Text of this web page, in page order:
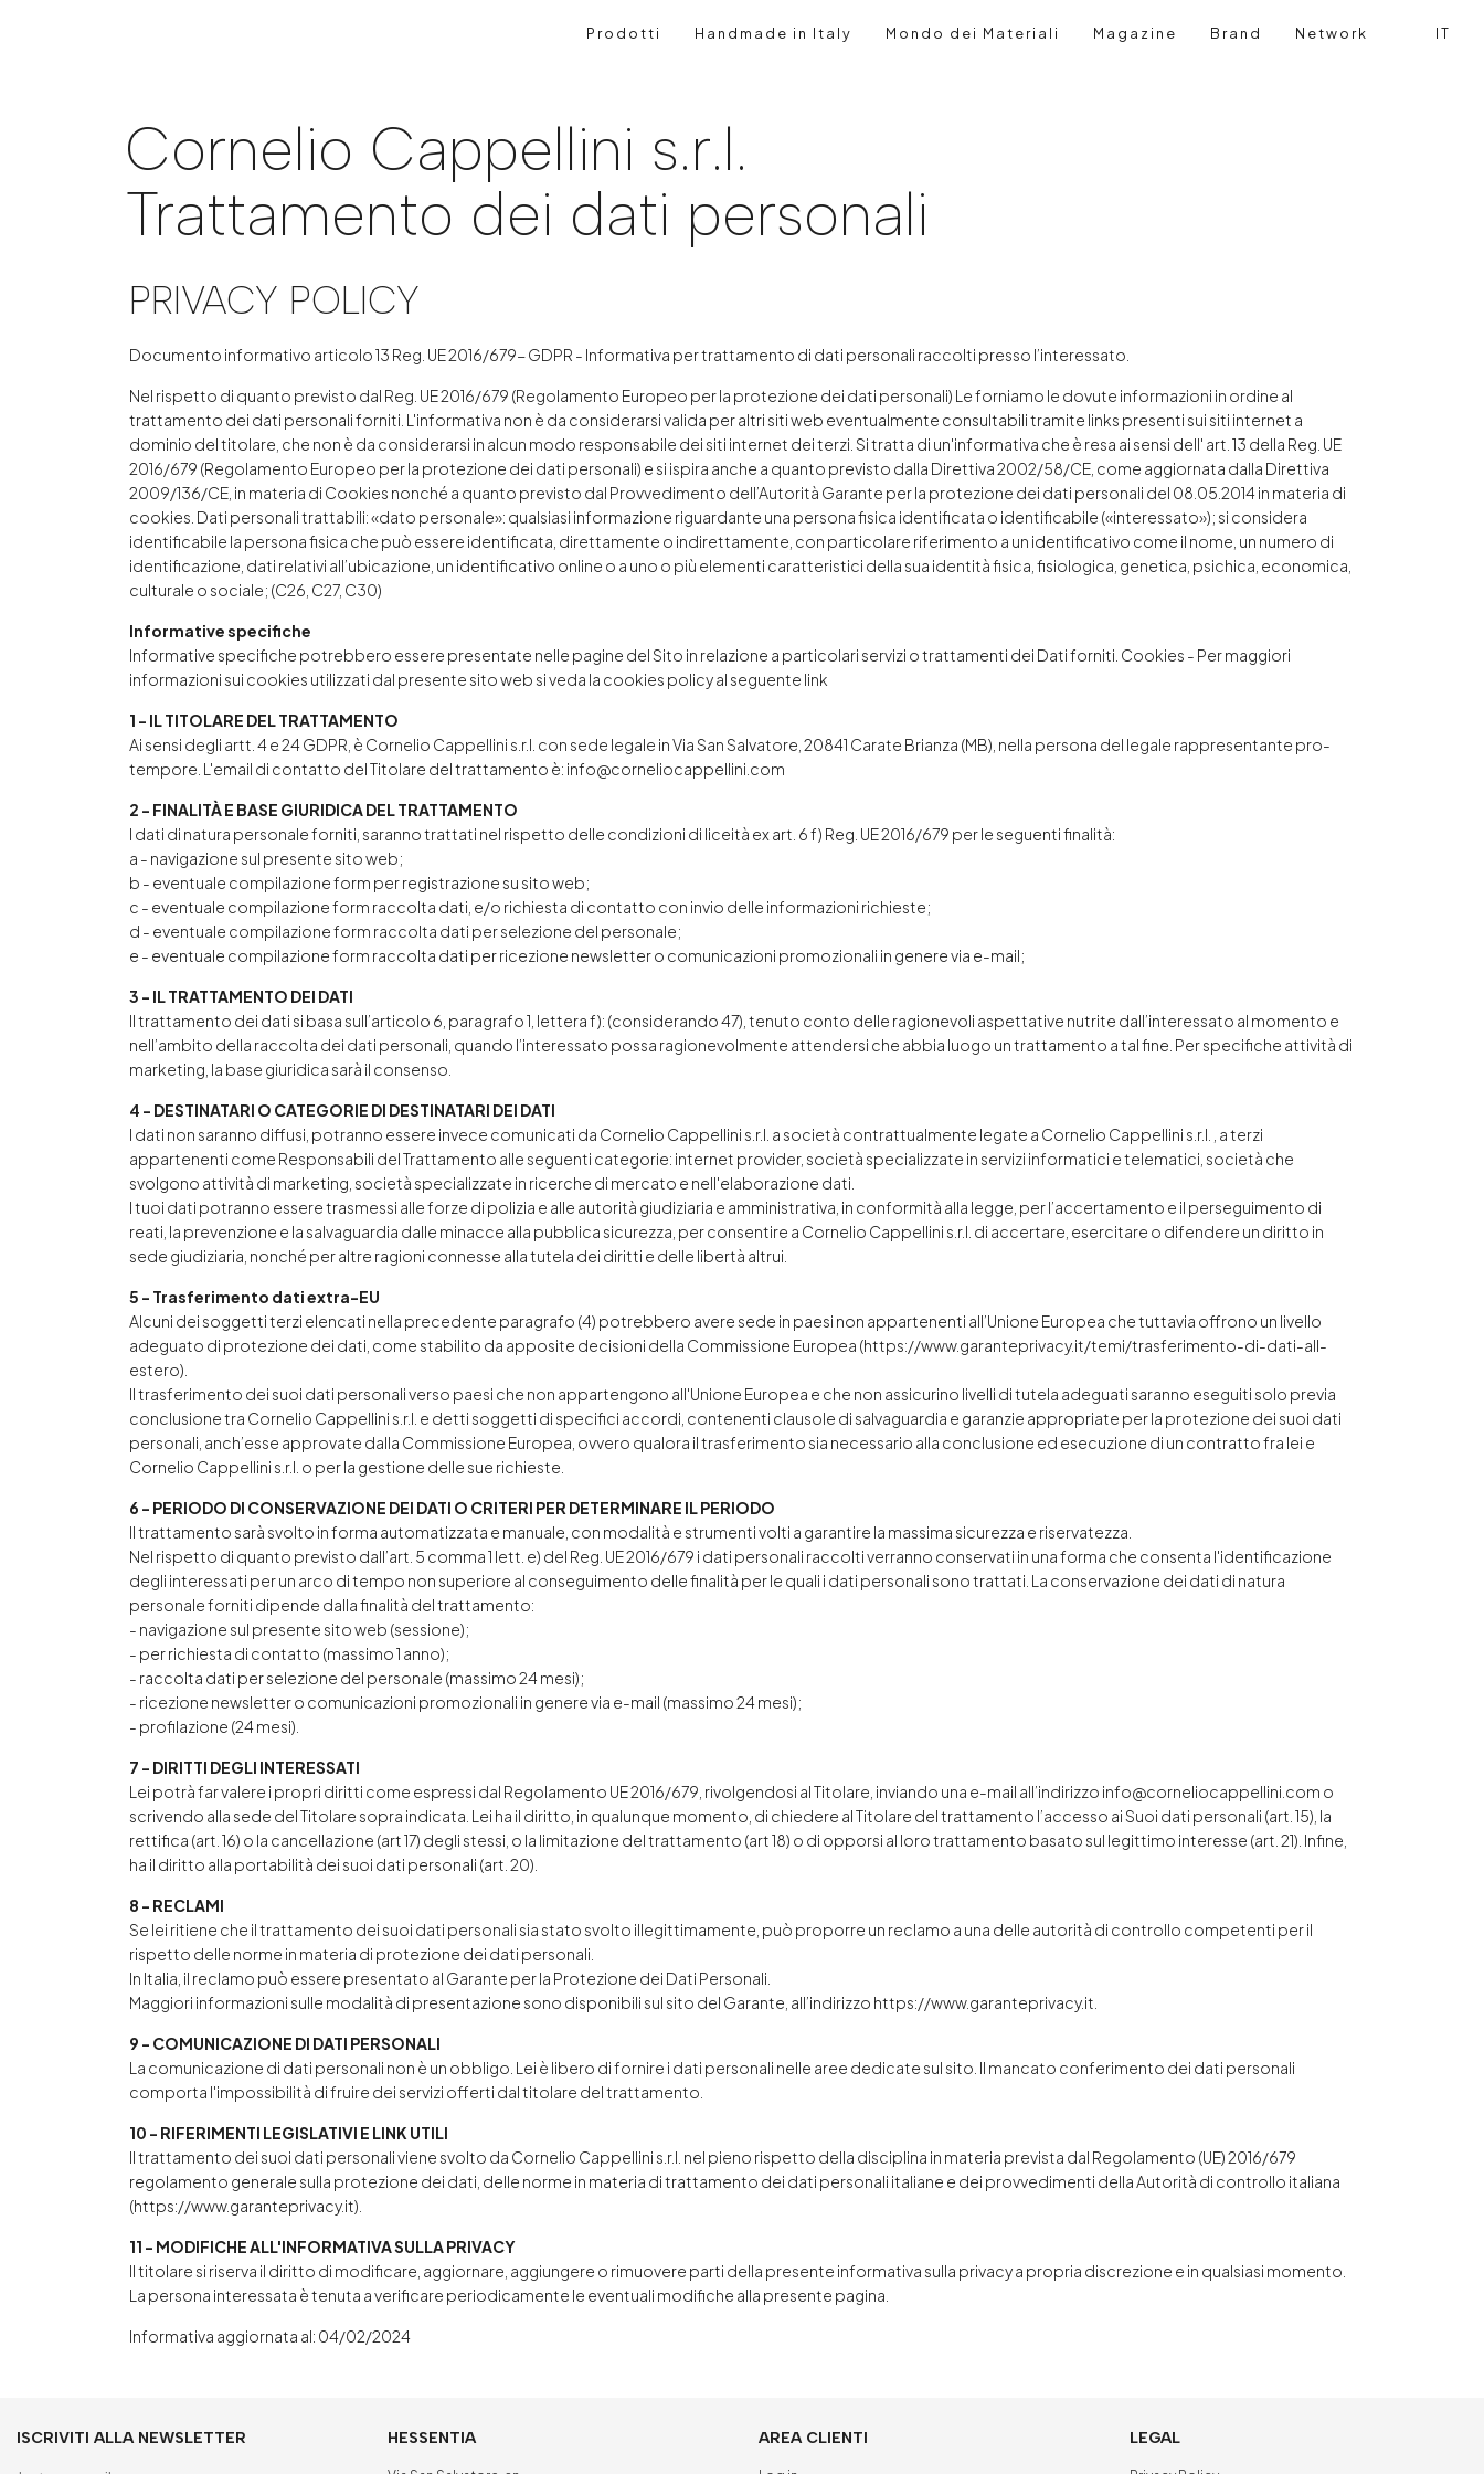
Prodotti Handmade in Italy Mondo dei Materiali Magazine Brand Network Cerca
Login
IT
Cornelio Cappellini s.r.l.
Trattamento dei dati personali
PRIVACY POLICY
Documento informativo articolo 13 Reg. UE 2016/679- GDPR - Informativa per trattamento di dati personali raccolti presso l’interessato.
Nel rispetto di quanto previsto dal Reg. UE 2016/679 (Regolamento Europeo per la protezione dei dati personali) Le forniamo le dovute informazioni in ordine al
trattamento dei dati personali forniti. L'informativa non è da considerarsi valida per altri siti web eventualmente consultabili tramite links presenti sui siti internet a
dominio del titolare, che non è da considerarsi in alcun modo responsabile dei siti internet dei terzi. Si tratta di un'informativa che è resa ai sensi dell' art. 13 della Reg. UE
2016/679 (Regolamento Europeo per la protezione dei dati personali) e si ispira anche a quanto previsto dalla Direttiva 2002/58/CE, come aggiornata dalla Direttiva
2009/136/CE, in materia di Cookies nonché a quanto previsto dal Provvedimento dell’Autorità Garante per la protezione dei dati personali del 08.05.2014 in materia di
cookies. Dati personali trattabili: «dato personale»: qualsiasi informazione riguardante una persona fisica identificata o identificabile («interessato»); si considera
identificabile la persona fisica che può essere identificata, direttamente o indirettamente, con particolare riferimento a un identificativo come il nome, un numero di
identificazione, dati relativi all’ubicazione, un identificativo online o a uno o più elementi caratteristici della sua identità fisica, fisiologica, genetica, psichica, economica,
culturale o sociale; (C26, C27, C30)
Informative specifiche
Informative specifiche potrebbero essere presentate nelle pagine del Sito in relazione a particolari servizi o trattamenti dei Dati forniti. Cookies - Per maggiori
informazioni sui cookies utilizzati dal presente sito web si veda la cookies policy al seguente link
1 - IL TITOLARE DEL TRATTAMENTO
Ai sensi degli artt. 4 e 24 GDPR, è Cornelio Cappellini s.r.l. con sede legale in Via San Salvatore, 20841 Carate Brianza (MB), nella persona del legale rappresentante pro-
tempore. L'email di contatto del Titolare del trattamento è: info@corneliocappellini.com
2 - FINALITÀ E BASE GIURIDICA DEL TRATTAMENTO
I dati di natura personale forniti, saranno trattati nel rispetto delle condizioni di liceità ex art. 6 f) Reg. UE 2016/679 per le seguenti finalità:
a - navigazione sul presente sito web;
b - eventuale compilazione form per registrazione su sito web;
c - eventuale compilazione form raccolta dati, e/o richiesta di contatto con invio delle informazioni richieste;
d - eventuale compilazione form raccolta dati per selezione del personale;
e - eventuale compilazione form raccolta dati per ricezione newsletter o comunicazioni promozionali in genere via e-mail;
3 - IL TRATTAMENTO DEI DATI
Il trattamento dei dati si basa sull’articolo 6, paragrafo 1, lettera f): (considerando 47), tenuto conto delle ragionevoli aspettative nutrite dall’interessato al momento e
nell’ambito della raccolta dei dati personali, quando l’interessato possa ragionevolmente attendersi che abbia luogo un trattamento a tal fine. Per specifiche attività di
marketing, la base giuridica sarà il consenso.
4 - DESTINATARI O CATEGORIE DI DESTINATARI DEI DATI
I dati non saranno diffusi, potranno essere invece comunicati da Cornelio Cappellini s.r.l. a società contrattualmente legate a Cornelio Cappellini s.r.l. , a terzi
appartenenti come Responsabili del Trattamento alle seguenti categorie: internet provider, società specializzate in servizi informatici e telematici, società che
svolgono attività di marketing, società specializzate in ricerche di mercato e nell'elaborazione dati.
I tuoi dati potranno essere trasmessi alle forze di polizia e alle autorità giudiziaria e amministrativa, in conformità alla legge, per l’accertamento e il perseguimento di
reati, la prevenzione e la salvaguardia dalle minacce alla pubblica sicurezza, per consentire a Cornelio Cappellini s.r.l. di accertare, esercitare o difendere un diritto in
sede giudiziaria, nonché per altre ragioni connesse alla tutela dei diritti e delle libertà altrui.
5 - Trasferimento dati extra-EU
Alcuni dei soggetti terzi elencati nella precedente paragrafo (4) potrebbero avere sede in paesi non appartenenti all’Unione Europea che tuttavia offrono un livello
adeguato di protezione dei dati, come stabilito da apposite decisioni della Commissione Europea (https://www.garanteprivacy.it/temi/trasferimento-di-dati-all-
estero).
Il trasferimento dei suoi dati personali verso paesi che non appartengono all'Unione Europea e che non assicurino livelli di tutela adeguati saranno eseguiti solo previa
conclusione tra Cornelio Cappellini s.r.l. e detti soggetti di specifici accordi, contenenti clausole di salvaguardia e garanzie appropriate per la protezione dei suoi dati
personali, anch’esse approvate dalla Commissione Europea, ovvero qualora il trasferimento sia necessario alla conclusione ed esecuzione di un contratto fra lei e
Cornelio Cappellini s.r.l. o per la gestione delle sue richieste.
6 - PERIODO DI CONSERVAZIONE DEI DATI O CRITERI PER DETERMINARE IL PERIODO
Il trattamento sarà svolto in forma automatizzata e manuale, con modalità e strumenti volti a garantire la massima sicurezza e riservatezza.
Nel rispetto di quanto previsto dall’art. 5 comma 1 lett. e) del Reg. UE 2016/679 i dati personali raccolti verranno conservati in una forma che consenta l'identificazione
degli interessati per un arco di tempo non superiore al conseguimento delle finalità per le quali i dati personali sono trattati. La conservazione dei dati di natura
personale forniti dipende dalla finalità del trattamento:
- navigazione sul presente sito web (sessione);
- per richiesta di contatto (massimo 1 anno);
- raccolta dati per selezione del personale (massimo 24 mesi);
- ricezione newsletter o comunicazioni promozionali in genere via e-mail (massimo 24 mesi);
- profilazione (24 mesi).
7 - DIRITTI DEGLI INTERESSATI
Lei potrà far valere i propri diritti come espressi dal Regolamento UE 2016/679, rivolgendosi al Titolare, inviando una e-mail all’indirizzo info@corneliocappellini.com o
scrivendo alla sede del Titolare sopra indicata. Lei ha il diritto, in qualunque momento, di chiedere al Titolare del trattamento l’accesso ai Suoi dati personali (art. 15), la
rettifica (art. 16) o la cancellazione (art 17) degli stessi, o la limitazione del trattamento (art 18) o di opporsi al loro trattamento basato sul legittimo interesse (art. 21). Infine,
ha il diritto alla portabilità dei suoi dati personali (art. 20).
8 - RECLAMI
Se lei ritiene che il trattamento dei suoi dati personali sia stato svolto illegittimamente, può proporre un reclamo a una delle autorità di controllo competenti per il
rispetto delle norme in materia di protezione dei dati personali.
In Italia, il reclamo può essere presentato al Garante per la Protezione dei Dati Personali.
Maggiori informazioni sulle modalità di presentazione sono disponibili sul sito del Garante, all’indirizzo https://www.garanteprivacy.it
9 - COMUNICAZIONE DI DATI PERSONALI
La comunicazione di dati personali non è un obbligo. Lei è libero di fornire i dati personali nelle aree dedicate sul sito. Il mancato conferimento dei dati personali
comporta l'impossibilità di fruire dei servizi offerti dal titolare del trattamento.
10 - RIFERIMENTI LEGISLATIVI E LINK UTILI
Il trattamento dei suoi dati personali viene svolto da Cornelio Cappellini s.r.l. nel pieno rispetto della disciplina in materia prevista dal Regolamento (UE) 2016/679
regolamento generale sulla protezione dei dati, delle norme in materia di trattamento dei dati personali italiane e dei provvedimenti della Autorità di controllo italiana
(https://www.garanteprivacy.it).
11 - MODIFICHE ALL'INFORMATIVA SULLA PRIVACY
Il titolare si riserva il diritto di modificare, aggiornare, aggiungere o rimuovere parti della presente informativa sulla privacy a propria discrezione e in qualsiasi momento.
La persona interessata è tenuta a verificare periodicamente le eventuali modifiche alla presente pagina.
Informativa aggiornata al: 04/02/2024
ISCRIVITI ALLA NEWSLETTER HESSENTIA AREA CLIENTI LEGAL